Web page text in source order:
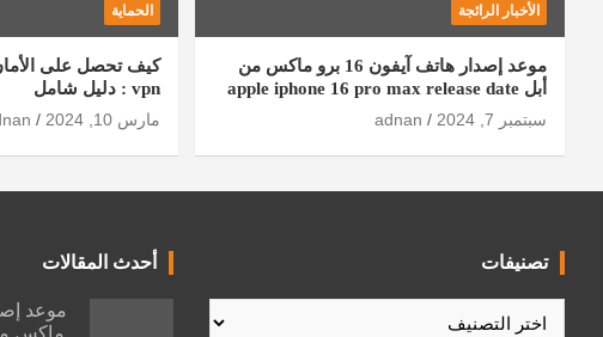
الأخبار الرائجة
موعد إصدار هاتف آيفون 16 برو ماكس من
أبل apple iphone 16 pro max release date
سبتمبر 7, 2024
adnan
الحماية
vpn : دليل شامل
مارس 10, 2024
تصنيفات
تصنيفات
أحدث المقالات